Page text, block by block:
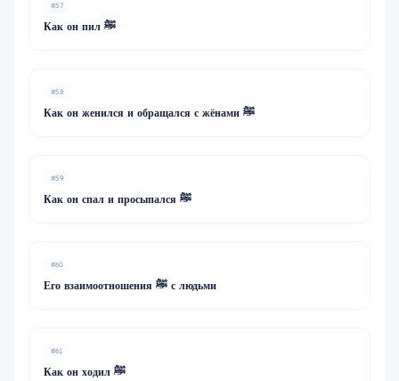
#57
Как он пил ﷺ
#58
Как он женился и обращался с жёнами ﷺ
#59
Как он спал и просыпался ﷺ
#60
Его взаимоотношения ﷺ с людьми
#61
Как он ходил ﷺ